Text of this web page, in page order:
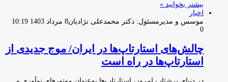
بیشتر بخوانید »
اخبار
موسس و مدیرمسئول: دکتر محمدعلی نژادیان8 مرداد 1403 10:19
0
چالش‌های استارتاپ‌‌ها در ایران/ موج جدیدی از
استارتاپ‌ها در راه است